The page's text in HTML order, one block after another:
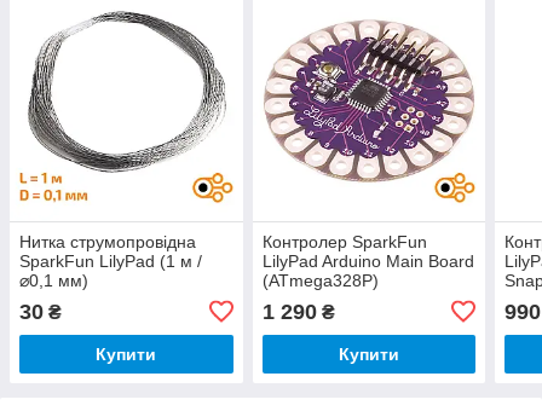
Нитка струмопровідна
SparkFun LilyPad (1 м /
⌀0,1 мм)
30 ₴
Купити
Контролер SparkFun
LilyPad Arduino Main Board
(ATmega328P)
1 290₴
Купити
990